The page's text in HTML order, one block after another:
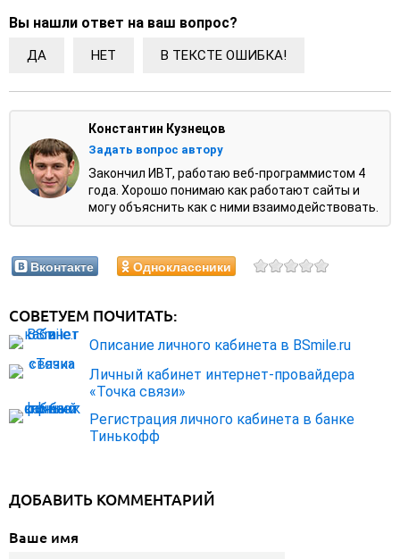
Вы нашли ответ на ваш вопрос?
ДА НЕТ В ТЕКСТЕ ОШИБКА!
Константин Кузнецов
Задать вопрос автору
Закончил ИВТ, работаю веб-программистом 4
года. Хорошо понимаю как работают сайты и
могу объяснить как с ними взаимодействовать.
Вконтакте Одноклассники
СОВЕТУЕМ ПОЧИТАТЬ:
Описание личного кабинета в BSmile.ru
Личный кабинет интернет-провайдера
«Точка связи»
Регистрация личного кабинета в банке
Тинькофф
ДОБАВИТЬ КОММЕНТАРИЙ
Ваше имя